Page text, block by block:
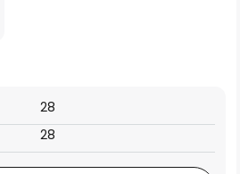
28
28